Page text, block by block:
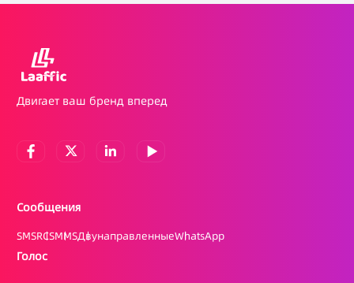
Двигает ваш бренд вперед
Сообщения
SMSRCSMMSДвунаправленныеWhatsApp
Голос